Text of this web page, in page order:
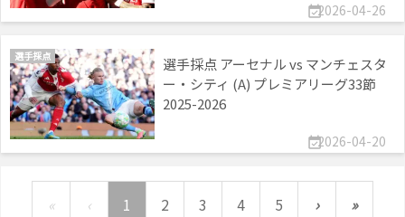
2026-04-26
2026-04-20
選手採点
選手採点 アーセナル vs マンチェスタ
ー・シティ (A) プレミアリーグ33節
2025-2026
« ‹ 1 2 3 4 5 › »